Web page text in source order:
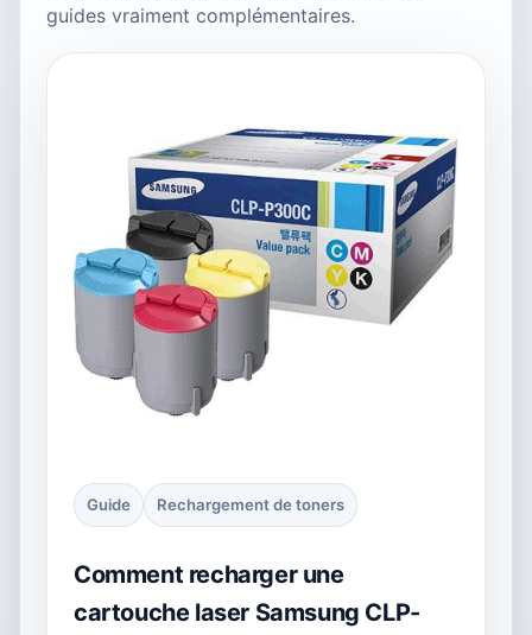
guides vraiment complémentaires.
Guide Rechargement de toners
Comment recharger une
cartouche laser Samsung CLP-